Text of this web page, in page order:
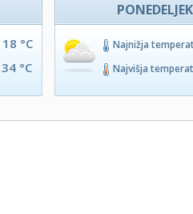
18 °C
34 °C
PONEDELJEK
Najnižja
Najvišja